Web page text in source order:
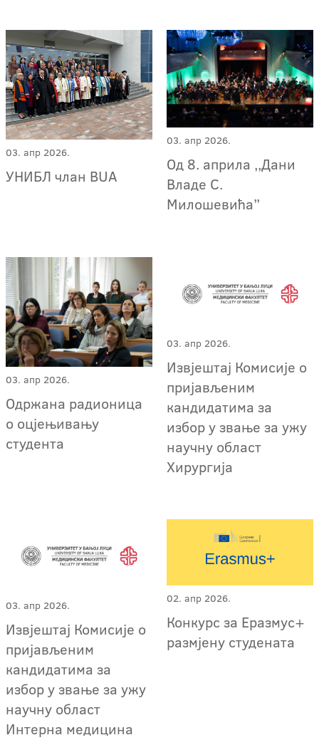
03. апр 2026.
УНИБЛ члан BUA
03. апр 2026.
Од 8. априла ,,Дани
Владе С.
Милошевића”
03. апр 2026.
Одржана радионица
о оцјењивању
студента
03. апр 2026.
Извјештај Комисије о
пријављеним
кандидатима за
избор у звање за ужу
научну област
Хирургија
03. апр 2026.
Извјештај Комисије о
пријављеним
кандидатима за
избор у звање за ужу
научну област
Интерна медицина
02. апр 2026.
Конкурс за Еразмус+
размјену студената